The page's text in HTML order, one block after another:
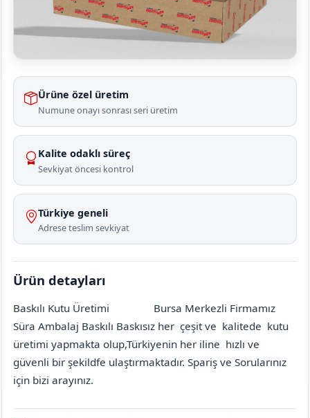
Ürüne özel üretim
Numune onayı sonrası seri üretim
Kalite odaklı süreç
Sevkiyat öncesi kontrol
Türkiye geneli
Adrese teslim sevkiyat
Ürün detayları
Baskılı Kutu Üretimi
Bursa Merkezli Firmamız
Süra Ambalaj Baskılı Baskısız her çeşit ve kalitede kutu
üretimi yapmakta olup,Türkiyenin her iline hızlı ve
güvenli bir şekildfe ulaştırmaktadır. Spariş ve Sorularınız
için bizi arayınız.